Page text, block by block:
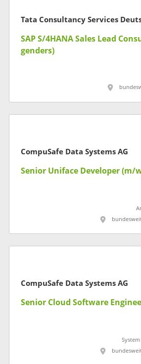
Tata Consultancy Services
SAP S/4HANA Sales Lead
genders)
CompuSafe Data Systems AG
Senior Uniface Developer (m/
CompuSafe Data Systems AG
Senior Cloud Software